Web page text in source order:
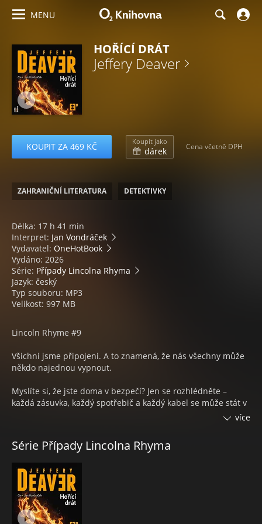
MENU
HOŘÍCÍ DRÁT
Jeffery Deaver
KOUPIT ZA 469 KČ Koupit jako
dárek Cena včetně DPH
ZAHRANIČNÍ LITERATURA DETEKTIVKY
Délka: 17 h 41 min
Interpret: Jan Vondráček
Vydavatel: OneHotBook
Vydáno: 2026
Série: Případy Lincolna Rhyma
Jazyk: český
Typ souboru: MP3
Velikost: 997 MB
Lincoln Rhyme #9
Všichni jsme připojeni. A to znamená, že nás všechny může
někdo najednou vypnout.
Myslíte si, že jste doma v bezpečí? Jen se rozhlédněte –
každá zásuvka, každý spotřebič a každý kabel se může stát v
rukou geniálního šílence vražednou zbraní. Právě takovému
popelem. Vrah, který si říká Raymond Galt, totiž nepotřebuje
pistole ani výbušniny.
Rozumí elektřině lépe než ti, kteří ji vyrábějí, a
prostřednictvím rozvodné sítě dokáže proměnit obyčejný
autobus v elektrické křeslo a kancelářskou budovu v
rozžhavenou pec. Geniální vyšetřovatel a jeho partnerka
více
Série Případy Lincolna Rhyma